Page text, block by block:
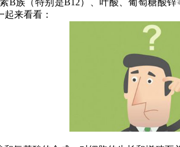
起来看看：